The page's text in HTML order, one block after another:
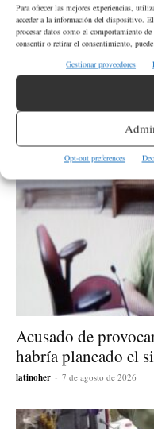
Para ofrecer las mejores experiencias,
acceder a la información del dispositivo.
procesar datos como el comportamiento
consentir o retirar el consentimiento,
Gestionar proveedores
Opt-out preferences
Acusado de
habría planeado el
latinoher - 7 de agosto de 2026